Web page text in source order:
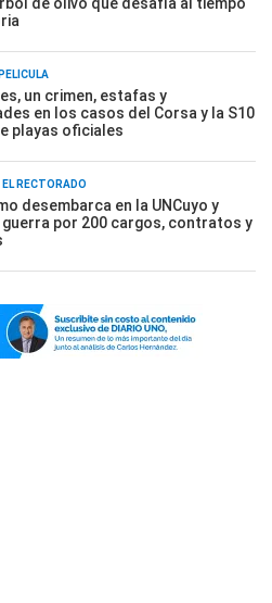
un crimen, estafas y
en los casos del Corsa y la S10
playas oficiales
EL RECTORADO
desembarca en la UNCuyo y
por 200 cargos, contratos y